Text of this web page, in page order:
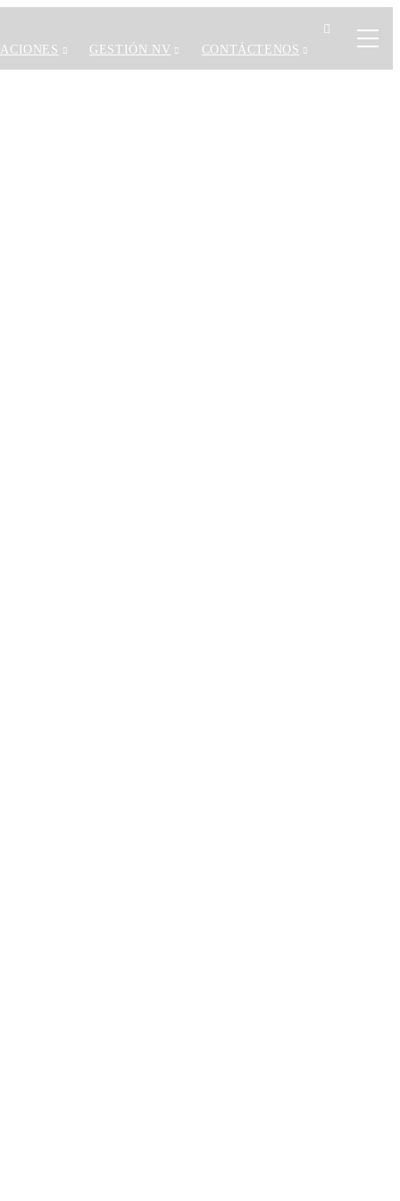
GESTIÓN NV CONTÁCTENOS